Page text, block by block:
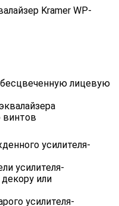
Kramer WP-
лицевую
винтов
усилителя-
усилителя-
или
усилителя-